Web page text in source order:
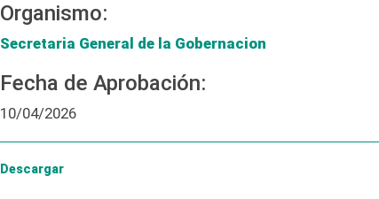
Organismo:
Secretaria General de la Gobernacion
Fecha de Aprobación:
10/04/2026
Descargar